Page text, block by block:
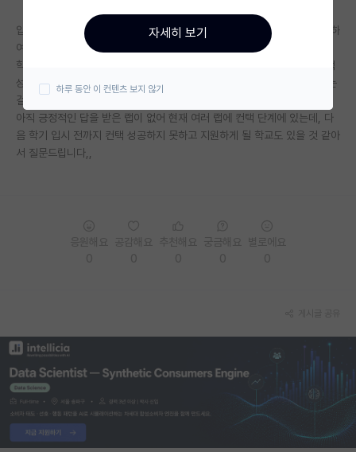
미국 대학원 합격 후기 게시판
대학원생 모집 게시판
연구실(PI) 홍보 게시판
석박사 채용 정보 게시판
인문사회 계열 게시판
특수/전문대학원 게시판
반도체/AI 게시판
장학금/장학생 게시판
입시 때 제출하는 연구계획서 작성은 보통 가고싶은 랩의 연구분야와 관련하
여 작성하는 것으로 알고있는데요, 그렇다면 여러 학교를 지원시에는 모든
학교에 각각 컨택 성공을 해서 연구계획서를 적어야 할까요…? 아니면 컨택
성공 못한 학교는 그냥 가고싶은 랩의 연구 주제 관련해서 맘대로 써도 되는
걸까요,,
아직 긍정적인 답을 받은 랩이 없어 현재 여러 랩에 컨택 단계에 있는데, 다
음 학기 입시 전까지 컨택 성공하지 못하고 지원하게 될 학교도 있을 것 같아
서 질문드립니다,,
자세히 보기
하루 동안 이 컨텐츠 보지 않기